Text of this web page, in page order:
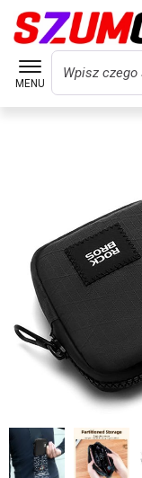
MENU
Wyszukaj